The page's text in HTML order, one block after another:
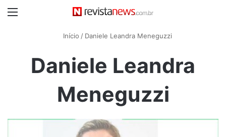
Início / Daniele Leandra Meneguzzi
Daniele Leandra
Meneguzzi